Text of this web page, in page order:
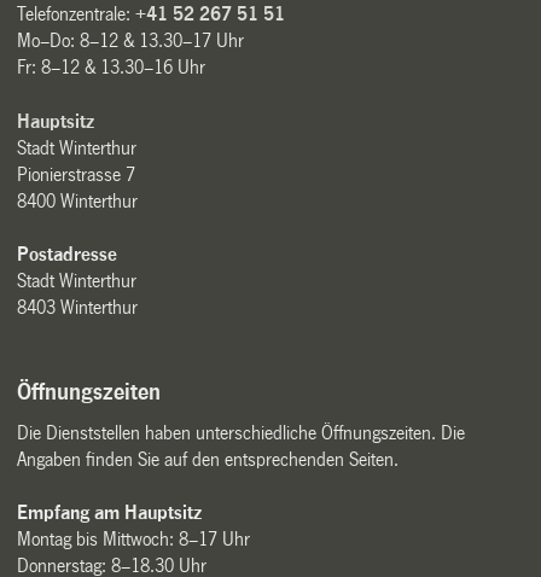
Telefonzentrale:+41 52 267 51 51
Mo–Do: 8–12 & 13.30–17 Uhr
Fr: 8–12 & 13.30–16 Uhr
Hauptsitz
Stadt Winterthur
Pionierstrasse 7
8400 Winterthur
Postadresse
Stadt Winterthur
8403 Winterthur
Öffnungszeiten
Die Dienststellen haben unterschiedliche Öffnungszeiten. Die
Angaben finden Sie auf den entsprechenden Seiten.
Empfang am Hauptsitz
Montag bis Mittwoch: 8–17 Uhr
Donnerstag: 8–18.30 Uhr